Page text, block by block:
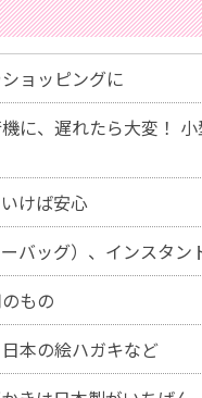
ョッピングに
に、遅れたら大変！
けば安心
バッグ）、インスタン
もの
本の絵ハガキなど